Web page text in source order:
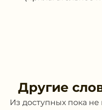
Другие
Из доступных пока